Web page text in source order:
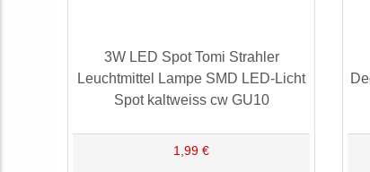
3W LED Spot Tomi Strahler
Leuchtmittel Lampe SMD LED-Licht
Spot kaltweiss cw GU10
1,99 €